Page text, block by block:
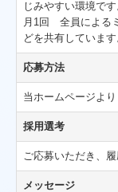
じみやすい環境で
月1回 全員による
どを共有しています
応募方法
当ホームページより
採用選考
ご応募いただき、
メッセージ